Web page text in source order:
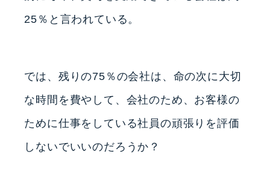
25％と言われている。
では、残りの75％の会社は、命の次に大切
な時間を費やして、会社のため、お客様の
ために仕事をしている社員の頑張りを評価
しないでいいのだろうか？